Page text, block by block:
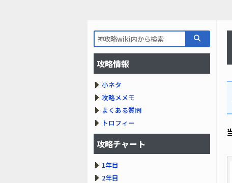
攻略情報
小ネタ
攻略メメモ
よくある質問
トロフィー
攻略チャート
1年目
2年目